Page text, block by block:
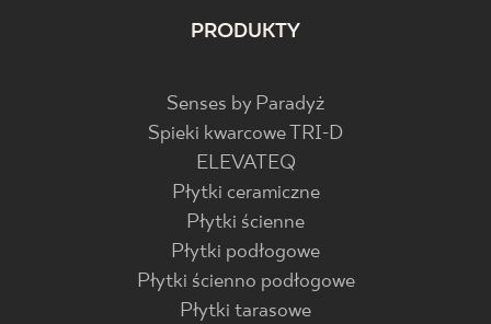
PRODUKTY
Senses by Paradyż
Spieki kwarcowe TRI-D
ELEVATEQ
Płytki ceramiczne
Płytki ścienne
Płytki podłogowe
Płytki ścienno podłogowe
Płytki tarasowe